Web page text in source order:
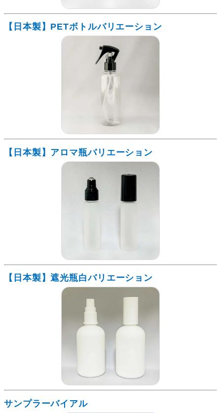
【日本製】PETボトルバリエーション
【日本製】アロマ瓶バリエーション
【日本製】遮光瓶白バリエーション
サンプラーバイアル